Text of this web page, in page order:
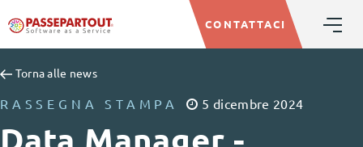
CONTATTACI
Torna alle news
RASSEGNA STAMPA 5 dicembre 2024